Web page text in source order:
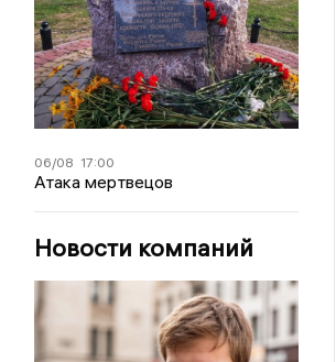
06/08 17:00
Атака мертвецов
Новости компаний